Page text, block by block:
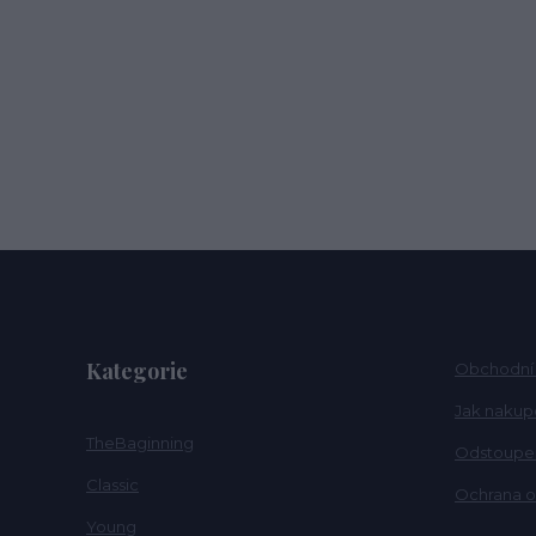
Kategorie
TheBaginning
Classic
Young
Jak
Ochrana